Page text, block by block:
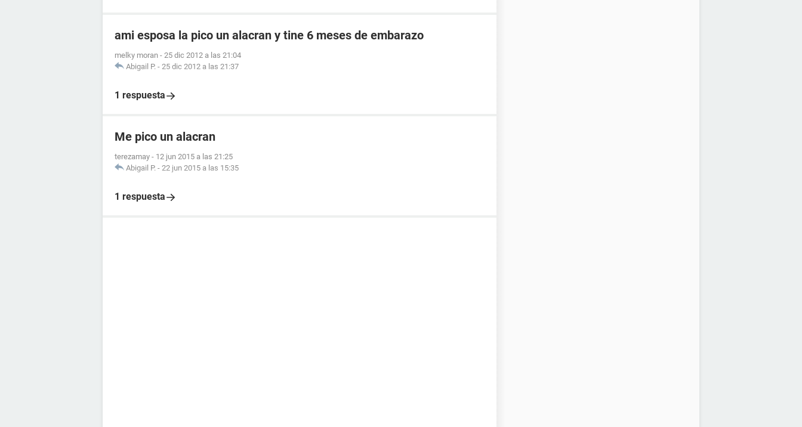
ami esposa la pico un alacran y tine 6 meses de embarazo
melky moran - 25 dic 2012 a las 21:04
Abigail P. - 25 dic 2012 a las 21:37
1 respuesta
Me pico un alacran
terezamay - 12 jun 2015 a las 21:25
Abigail P. - 22 jun 2015 a las 15:35
1 respuesta